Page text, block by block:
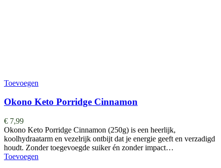
Toevoegen
Okono Keto Porridge Cinnamon
€ 7,99
Okono Keto Porridge Cinnamon (250g) is een heerlijk,
koolhydraatarm en vezelrijk ontbijt dat je energie geeft en verzadigd
houdt. Zonder toegevoegde suiker én zonder impact…
Toevoegen